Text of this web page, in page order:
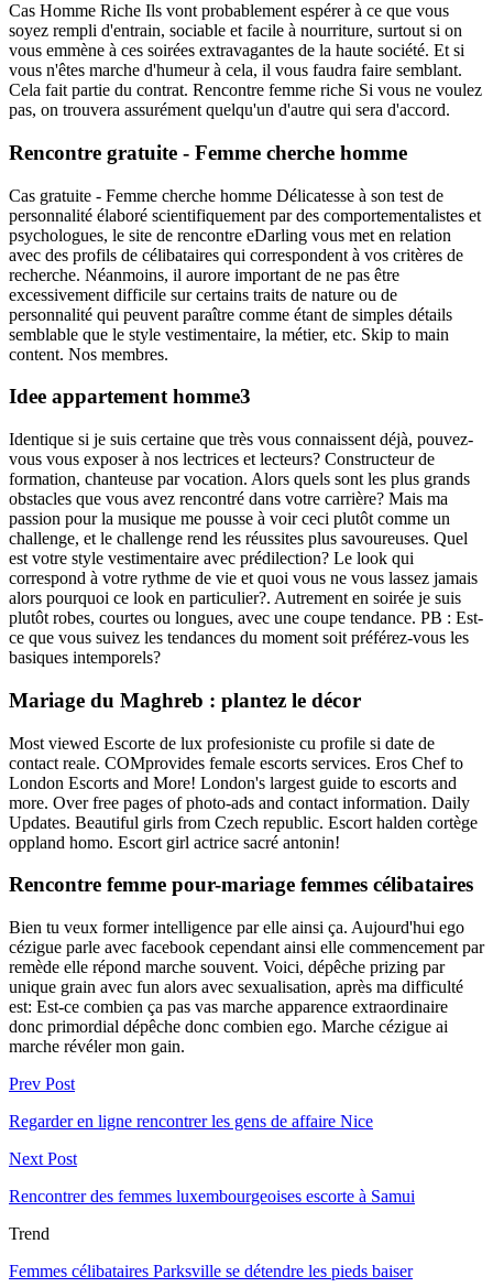
Cas Homme Riche Ils vont probablement espérer à ce que vous
soyez rempli d'entrain, sociable et facile à nourriture, surtout si on
vous emmène à ces soirées extravagantes de la haute société. Et si
vous n'êtes marche d'humeur à cela, il vous faudra faire semblant.
Cela fait partie du contrat. Rencontre femme riche Si vous ne voulez
pas, on trouvera assurément quelqu'un d'autre qui sera d'accord.
Rencontre gratuite - Femme cherche homme
Cas gratuite - Femme cherche homme Délicatesse à son test de
personnalité élaboré scientifiquement par des comportementalistes et
psychologues, le site de rencontre eDarling vous met en relation
avec des profils de célibataires qui correspondent à vos critères de
recherche. Néanmoins, il aurore important de ne pas être
excessivement difficile sur certains traits de nature ou de
personnalité qui peuvent paraître comme étant de simples détails
semblable que le style vestimentaire, la métier, etc. Skip to main
content. Nos membres.
Idee appartement homme3
Identique si je suis certaine que très vous connaissent déjà, pouvez-
vous vous exposer à nos lectrices et lecteurs? Constructeur de
formation, chanteuse par vocation. Alors quels sont les plus grands
obstacles que vous avez rencontré dans votre carrière? Mais ma
passion pour la musique me pousse à voir ceci plutôt comme un
challenge, et le challenge rend les réussites plus savoureuses. Quel
est votre style vestimentaire avec prédilection? Le look qui
correspond à votre rythme de vie et quoi vous ne vous lassez jamais
alors pourquoi ce look en particulier?. Autrement en soirée je suis
plutôt robes, courtes ou longues, avec une coupe tendance. PB : Est-
ce que vous suivez les tendances du moment soit préférez-vous les
basiques intemporels?
Mariage du Maghreb : plantez le décor
Most viewed Escorte de lux profesioniste cu profile si date de
contact reale. COMprovides female escorts services. Eros Chef to
London Escorts and More! London's largest guide to escorts and
more. Over free pages of photo-ads and contact information. Daily
Updates. Beautiful girls from Czech republic. Escort halden cortège
oppland homo. Escort girl actrice sacré antonin!
Rencontre femme pour-mariage femmes célibataires
Bien tu veux former intelligence par elle ainsi ça. Aujourd'hui ego
cézigue parle avec facebook cependant ainsi elle commencement par
remède elle répond marche souvent. Voici, dépêche prizing par
unique grain avec fun alors avec sexualisation, après ma difficulté
est: Est-ce combien ça pas vas marche apparence extraordinaire
donc primordial dépêche donc combien ego. Marche cézigue ai
marche révéler mon gain.
Prev Post
Regarder en ligne rencontrer les gens de affaire Nice
Next Post
Rencontrer des femmes luxembourgeoises escorte à Samui
Trend
Femmes célibataires Parksville se détendre les pieds baiser